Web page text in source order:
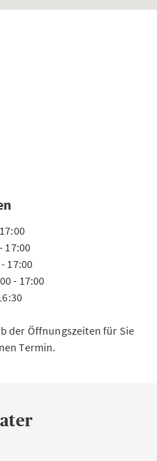
17:00
17:00
- 17:00
der Öffnungszeiten für Sie
Termin.